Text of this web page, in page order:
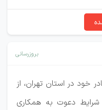
بروزرسانی
در استان تهران، از
دعوت به همکاری